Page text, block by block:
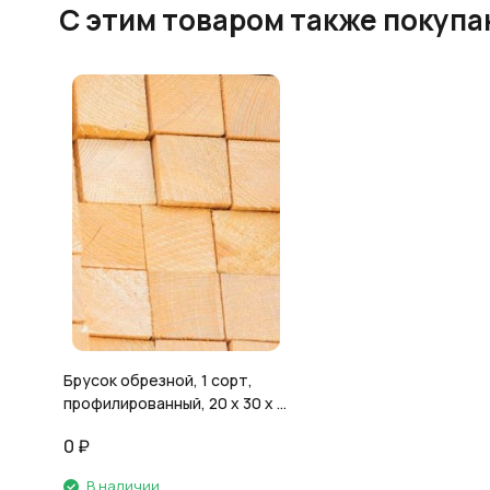
C этим товаром также
Брусок обрезной, 1 сорт,
профилированный, 20 х 30 х 3
0 ₽
В наличии